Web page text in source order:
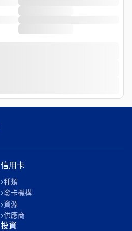
信用卡
種類
發卡機構
資源
供應商
投資